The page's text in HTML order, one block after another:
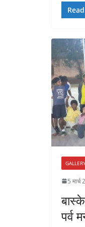
5 मार्च
पर्व